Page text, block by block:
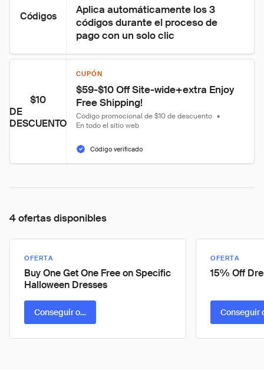
Códigos
Aplica automáticamente los 3
códigos durante el proceso de
pago con un solo clic
$10
DE
DESCUENTO
CUPÓN
$59-$10 Off Site-wide+extra Enjoy
Free Shipping!
Código promocional de $10 de descuento •
En todo el sitio web
Código verificado
4 ofertas disponibles
OFERTA
Buy One Get One Free on Specific
Halloween Dresses
Conseguir oferta
OFERTA
15% Off
Conseguir